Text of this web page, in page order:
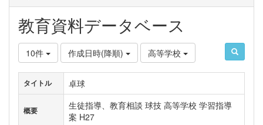
教育資料データベース
10件 作成日時(降順) 高等学校
タイトル 卓球
概要
生徒指導、教育相談 球技 高等学校 学習指導
案 H27